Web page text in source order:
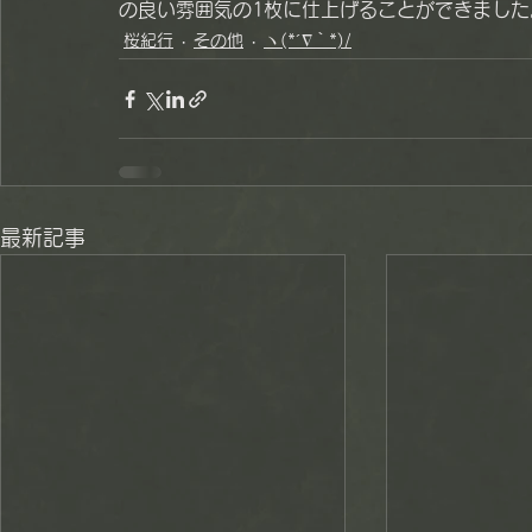
の良い雰囲気の1枚に仕上げることができまし
桜紀行 その他 ヽ(*´∇｀*)/
最新記事